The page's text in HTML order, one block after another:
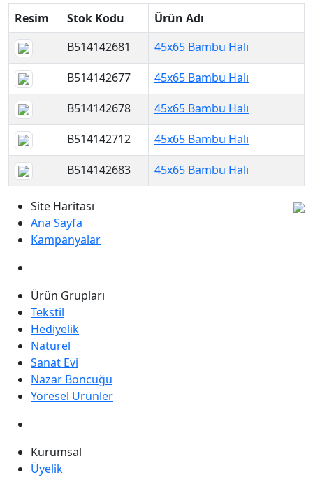
Resim Stok Kodu
Ürün Adı
B514142681
45x65 Bambu Halı
B514142677
45x65 Bambu Halı
B514142678
45x65 Bambu Halı
B514142712
45x65 Bambu Halı
B514142683
45x65 Bambu Halı
Site Haritası
Ana Sayfa
Kampanyalar
Ürün Grupları
Tekstil
Hediyelik
Naturel
Sanat Evi
Nazar Boncuğu
Yöresel Ürünler
Kurumsal
Üyelik